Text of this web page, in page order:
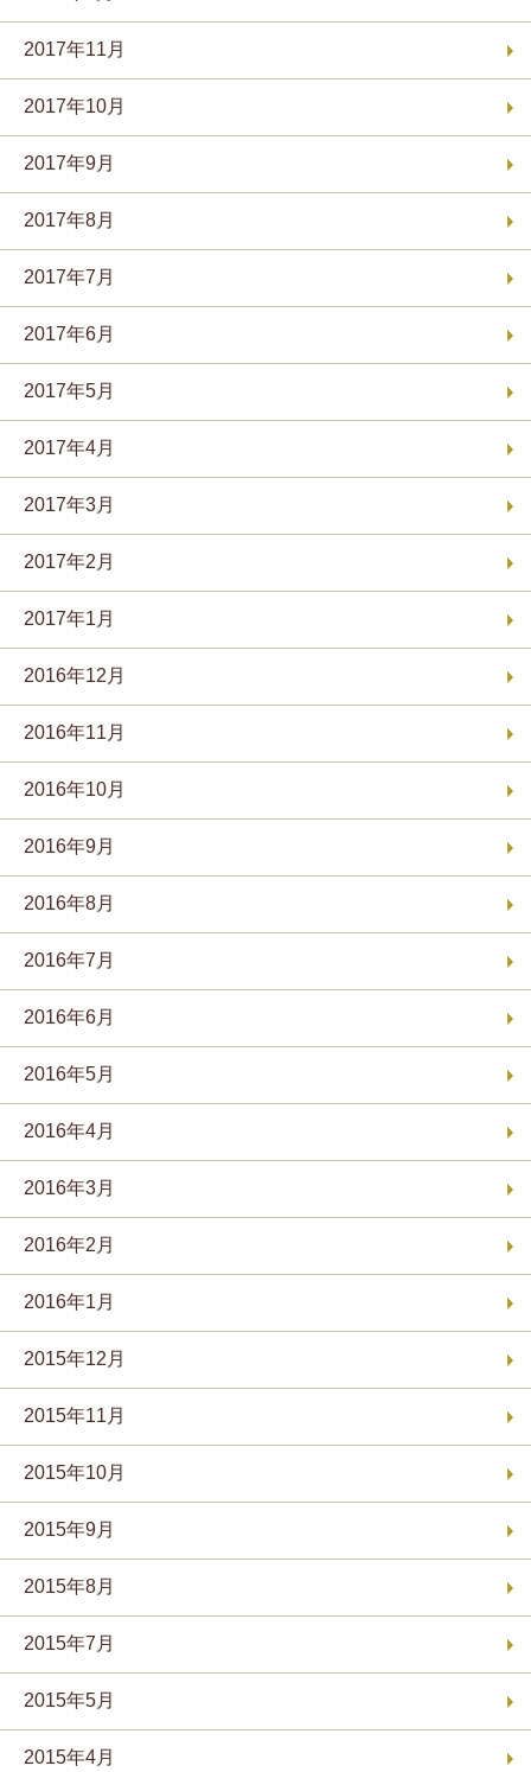
2017年11月
2017年10月
2017年9月
2017年8月
2017年7月
2017年6月
2017年5月
2017年4月
2017年3月
2017年2月
2017年1月
2016年12月
2016年11月
2016年10月
2016年9月
2016年8月
2016年7月
2016年6月
2016年5月
2016年4月
2016年3月
2016年2月
2016年1月
2015年12月
2015年11月
2015年10月
2015年9月
2015年8月
2015年7月
2015年5月
2015年4月